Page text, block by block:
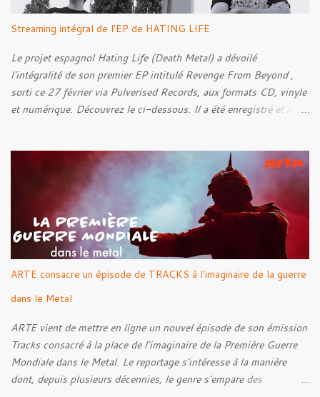
Streaming intégral de l'EP de HATING LIFE
Le projet espagnol Hating Life (Death Metal) a dévoilé
l'intégralité de son premier EP intitulé Revenge From Beyond ,
sorti ce 27 février via Pulverised Records, aux formats CD, vinyle
et numérique. Découvrez le ci-dessous. Il a été enregistré et mixé
Rebellion Against The Vile 05. Revenge From Beyond 06. The
Sense Of Fear
ARTE consacre un épisode de TRACKS à l'imaginaire de la guerre
dans le Metal
ARTE vient de mettre en ligne un nouvel épisode de son émission
Tracks consacré à la place de l'imaginaire de la Première Guerre
Mondiale dans le Metal. Le reportage s'intéresse à la manière
dont, depuis plusieurs décennies, le genre s'empare des